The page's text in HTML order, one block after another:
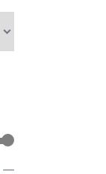
Min
Max
—